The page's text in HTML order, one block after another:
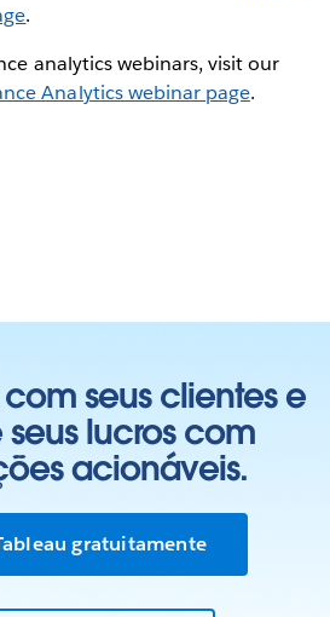
.
analytics webinars, visit our
Analytics webinar page.
seus clientes e
lucros com
acionáveis.
gratuitamente